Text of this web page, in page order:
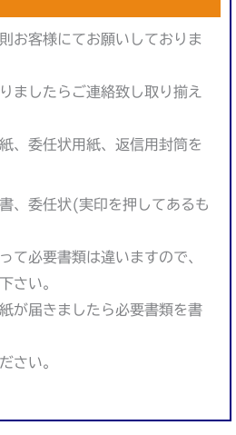
お客様にてお願いしておりま
ましたらご連絡致し取り揃え
、委任状用紙、返信用封筒を
、委任状(実印を押してあるも
て必要書類は違いますので、
さい。
が届きましたら必要書類を書
さい。